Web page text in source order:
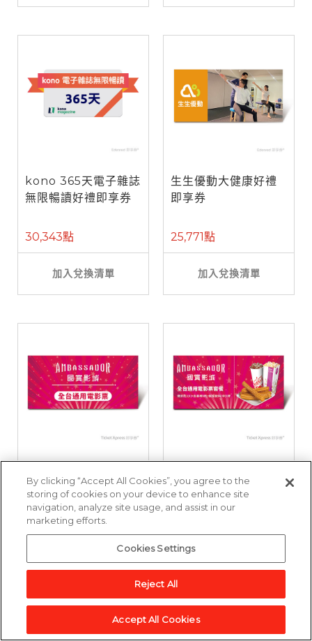
kono 365天電子雜誌
無限暢讀好禮即享券
30,343點
加入兌換清單
生生優動大健康好禮
即享券
25,771點
加入兌換清單
影票好禮即享券
3,857點
加入兌換清單
影票套餐好禮即享券
加入兌換清單
By clicking “Accept All Cookies”, you agree to the
storing of cookies on your device to enhance site
navigation, analyze site usage, and assist in our
marketing efforts.
Cookies Settings
Reject All
Accept All Cookies